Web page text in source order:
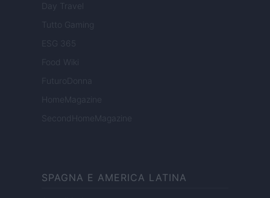
Day Travel
Tutto Gaming
ESG 365
Food Wiki
FuturoDonna
HomeMagazine
SecondHomeMagazine
SPAGNA E AMERICA LATINA